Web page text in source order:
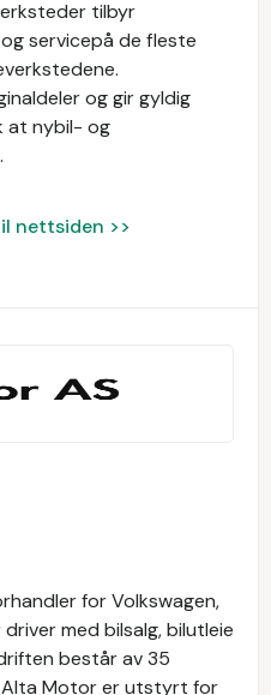
tilbyr
servicepå de fleste
og gir gyldig
at nybil- og
nettsiden >>
for Volkswagen,
med bilsalg, bilutleie
består av 35
Alta Motor er utstyrt for